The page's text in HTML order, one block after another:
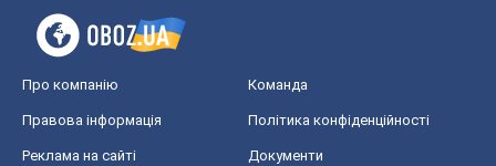
Про компанію Команда
Правова інформація Політика конфіденційності
Реклама на сайті Документи